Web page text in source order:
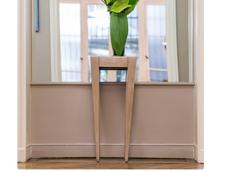
Cabinet de stomatologie du Dr
Tordjman